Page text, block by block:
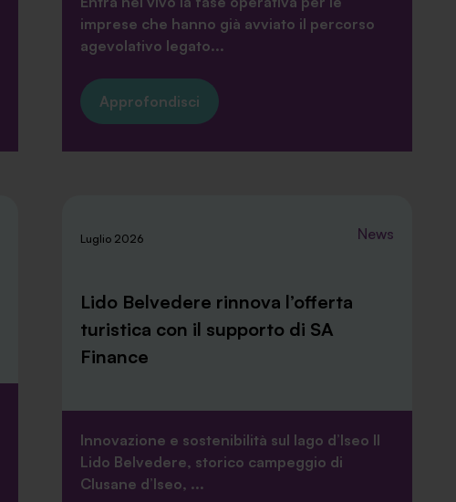
imprese che hanno già avviato il percorso
agevolativo legato...
Approfondisci
Luglio 2026 News
Lido Belvedere rinnova l’offerta
turistica con il supporto di SA
Finance
Innovazione e sostenibilità sul lago d’Iseo Il
Lido Belvedere, storico campeggio di
Clusane d’Iseo, ...